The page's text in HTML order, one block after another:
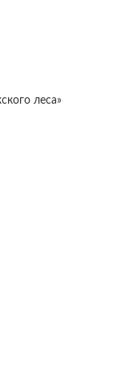
леса»